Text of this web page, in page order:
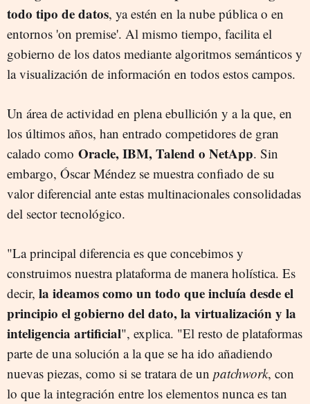
todo tipo de datos, ya estén en la nube pública o en
entornos 'on premise'. Al mismo tiempo, facilita el
gobierno de los datos mediante algoritmos semánticos y
la visualización de información en todos estos campos.
Un área de actividad en plena ebullición y a la que, en
los últimos años, han entrado competidores de gran
calado como Oracle, IBM, Talend o NetApp. Sin
embargo, Óscar Méndez se muestra confiado de su
valor diferencial ante estas multinacionales consolidadas
del sector tecnológico.
"La principal diferencia es que concebimos y
construimos nuestra plataforma de manera holística. Es
decir, la ideamos como un todo que incluía desde el
principio el gobierno del dato, la virtualización y la
inteligencia artificial", explica. "El resto de plataformas
parte de una solución a la que se ha ido añadiendo
nuevas piezas, como si se tratara de un patchwork, con
lo que la integración entre los elementos nunca es tan